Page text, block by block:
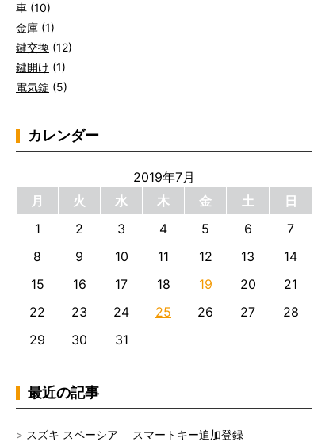
車 (10)
金庫 (1)
鍵交換 (12)
鍵開け (1)
電気錠 (5)
カレンダー
2019年7月
月
火 水 木 金 土
日
1
2 3 4 5 6
7
8
9 10 11 12 13
14
15
16 17 18 19 20
21
22
23 24 25 26 27
28
29
30 31
最近の記事
スズキ スペーシア スマートキー追加登録